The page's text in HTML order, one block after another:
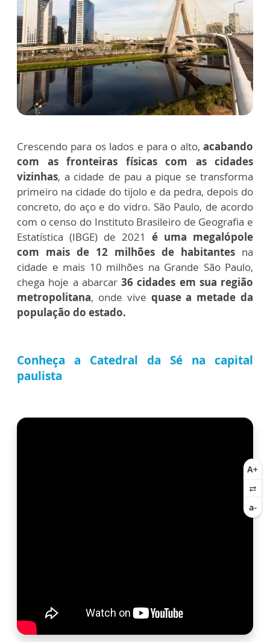
Crescendo para os lados e para o alto, acabando
com as fronteiras físicas com as cidades
vizinhas, a cidade de pau a pique se transforma
primeiro na cidade do tijolo e da pedra, depois do
concreto, do aço e do vidro. São Paulo, de acordo
com o censo do Instituto Brasileiro de Geografia e
Estatística (IBGE) de 2021 é uma megalópole
com mais de 12 milhões de habitantes na
cidade e mais 10 milhões na Grande São Paulo,
chega hoje a abarcar36 cidades em sua região
metropolitana, onde vive quase a metade da
população do estado.
Conheça a Catedral da Sé na capital
paulista